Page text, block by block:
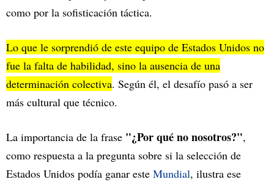
como por la sofisticación táctica.
Lo que le sorprendió de este equipo de Estados Unidos no
fue la falta de habilidad, sino la ausencia de una
determinación colectiva. Según él, el desafío pasó a ser
más cultural que técnico.
La importancia de la frase "¿Por qué no nosotros?",
como respuesta a la pregunta sobre si la selección de
Estados Unidos podía ganar este Mundial, ilustra ese